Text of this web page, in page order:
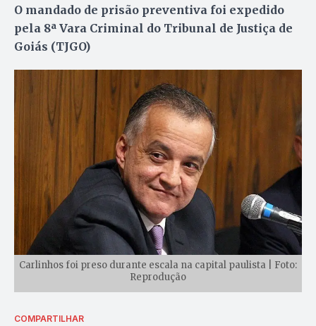
O mandado de prisão preventiva foi expedido
pela 8ª Vara Criminal do Tribunal de Justiça de
Goiás (TJGO)
Carlinhos foi preso durante escala na capital paulista | Foto:
Reprodução
COMPARTILHAR